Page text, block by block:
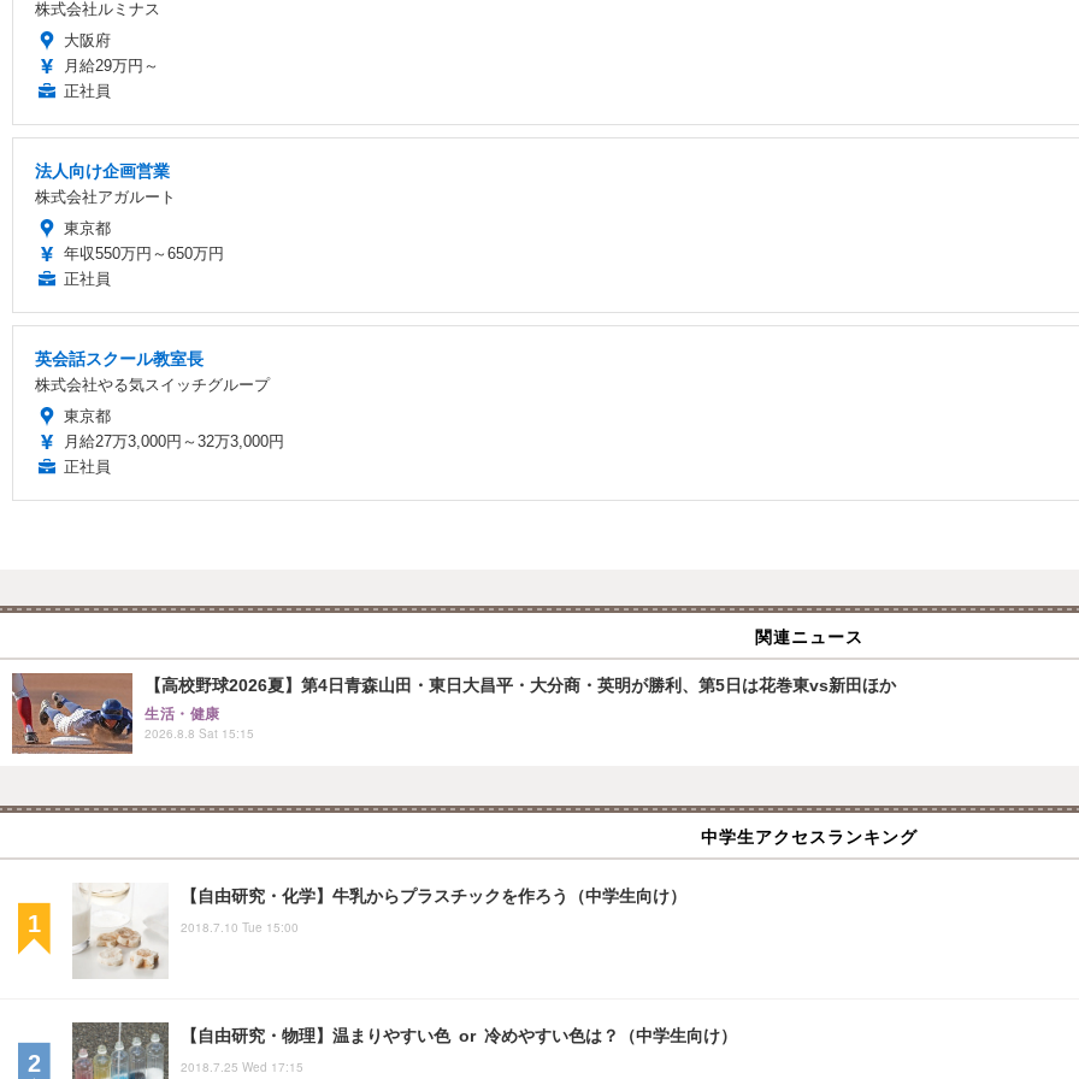
株式会社ルミナス
大阪府
月給29万円～
正社員
法人向け企画営業
株式会社アガルート
東京都
年収550万円～650万円
正社員
英会話スクール教室長
株式会社やる気スイッチグループ
東京都
月給27万3,000円～32万3,000円
正社員
関連ニュース
【高校野球2026夏】第4日青森山田・東日大昌平・大分商・英明が勝利、第5日は花巻東vs新田ほか
生活・健康
2026.8.8 Sat 15:15
中学生アクセスランキング
【自由研究・化学】牛乳からプラスチックを作ろう（中学生向け）
2018.7.10 Tue 15:00
【自由研究・物理】温まりやすい色 or 冷めやすい色は？（中学生向け）
2018.7.25 Wed 17:15